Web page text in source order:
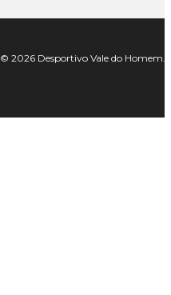
© 2026 Desportivo Vale do Homem.